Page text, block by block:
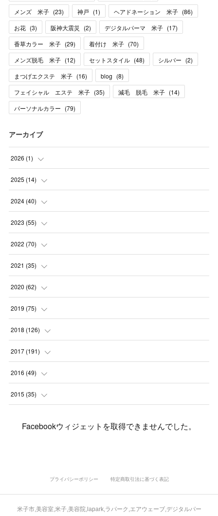
メンズ 米子 (23) 神戸 (1) ヘアドネーション 米子 (86)
お花 (3) 阪神大震災 (2) デジタルパーマ 米子 (17)
香草カラー 米子 (29) 着付け 米子 (70)
メンズ脱毛 米子 (12) セットスタイル (48) シルバー (2)
まつげエクステ 米子 (16) blog (8)
フェイシャル エステ 米子 (35) 減毛 脱毛 米子 (14)
パーソナルカラー (79)
アーカイブ
2026 (1)
(1
2025 (14)
(10 )
(1
(1
(2
2024 (40)
(1
(1
(3
(2
(1)
(5)
(8)
2023 (55)
(2
(4
(3
(3
(8)
(6)
2022 (70)
(7
(11 )
(8
(1)
(3)
2021 (35)
(5
(7
(5)
(3)
(3)
2020 (62)
(6
(9)
(7)
(4
(6)
(1)
2019 (75)
(1)
(2)
(6
(7
(15)
(10)
(13)
2018 (126)
(6)
(12 )
(7
(8)
( 4)
2017 (191)
(12 )
(11 )
(23)
2016 (49)
(2
(3)
2015 (35)
(3)
Facebookウィジェットを取得できませんでした。
プライバシーポリシー 特定商取引法に基づく表記
米子市,美容室,米子,美容院,lapark,ラパーク,エアウェーブ,デジタルパー